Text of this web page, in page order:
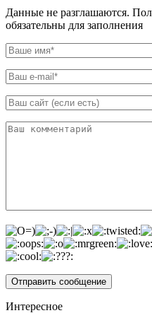
Данные не разглашаются.
обязательны для заполнения
Интересное